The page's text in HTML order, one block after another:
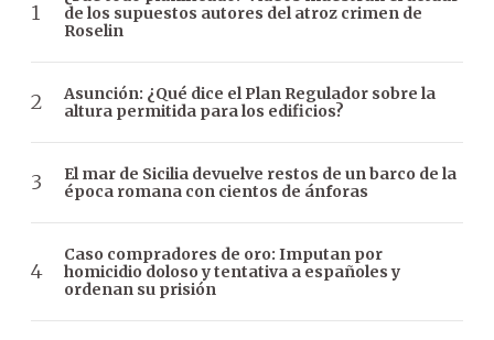
de los supuestos autores del atroz crimen de
Roselin
Asunción: ¿Qué dice el Plan Regulador sobre la
altura permitida para los edificios?
El mar de Sicilia devuelve restos de un barco de la
época romana con cientos de ánforas
Caso compradores de oro: Imputan por
homicidio doloso y tentativa a españoles y
ordenan su prisión